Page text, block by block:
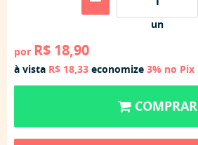
un
por R$ 18,90
à vista R$ 18,33 economize 3% no Pix
COMPRAR